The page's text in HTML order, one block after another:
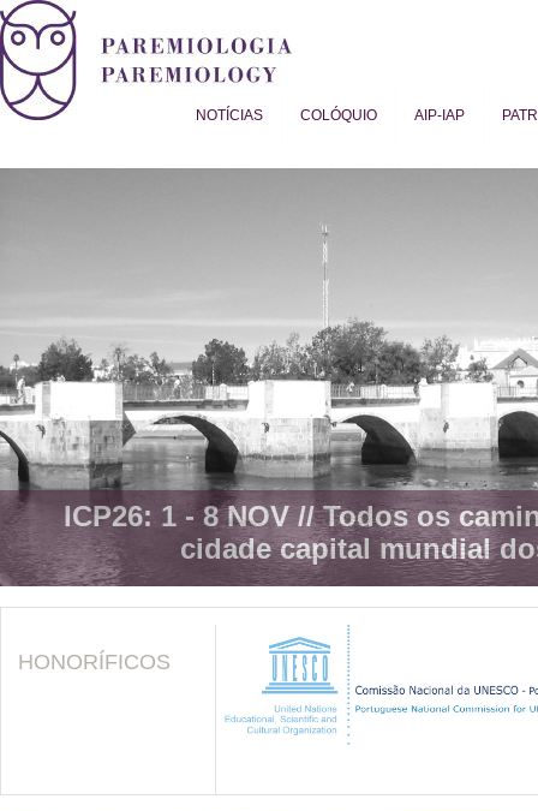
NOTÍCIAS COLÓQUIO AIP-IAP
ICP26: 1 - 8 NOV //Todos os
cidade capital mundial
HONORÍFICOS